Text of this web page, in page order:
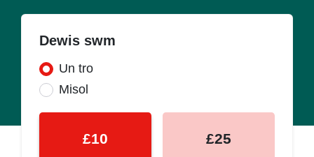
Dewis swm
Donation frequency
Un tro
Misol
£10 £25